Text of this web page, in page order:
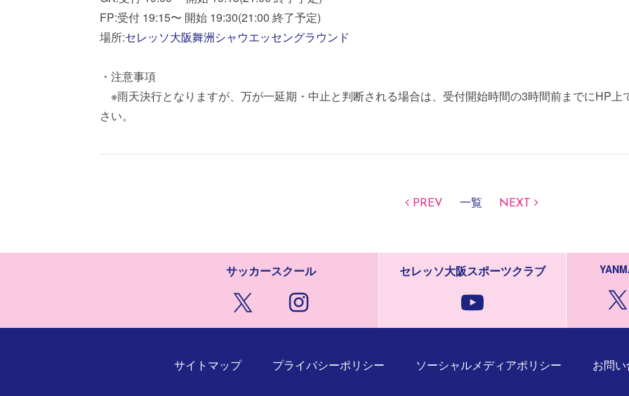
FP:受付 19:15〜 開始 19:30(21:00 終了予定)
場所:セレッソ大阪舞洲シャウエッセングラウンド
・注意事項
※雨天決行となりますが、万が一延期・中止と判断される場合は、受付開始時間の3時間前までにHP
さい。
PREV 一覧 NEXT
サッカースクール セレッソ大阪スポーツクラブ
サイトマップ プライバシーポリシー ソーシャルメディアポリシー お問